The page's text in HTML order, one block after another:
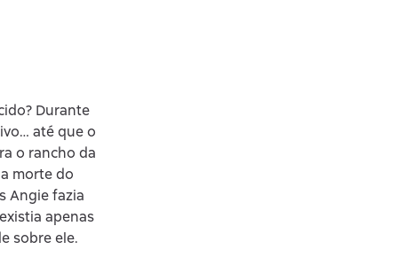
Durante
até que o
o rancho da
morte do
Angie fazia
apenas
sobre ele.